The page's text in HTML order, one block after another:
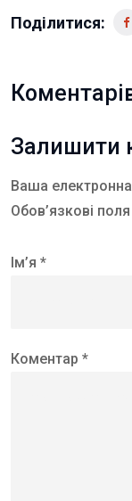
Поділитися:
Залишити
Ваша
Обов’язкові
Ім’я *
Коментар *